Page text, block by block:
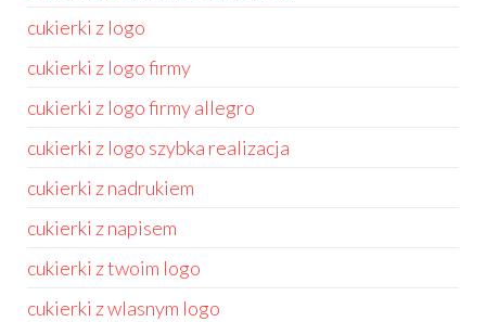
cukierki z logo
cukierki z logo firmy
cukierki z logo firmy allegro
cukierki z logo szybka realizacja
cukierki z nadrukiem
cukierki z napisem
cukierki z twoim logo
cukierki z wlasnym logo